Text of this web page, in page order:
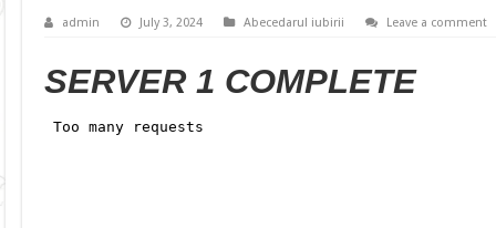
admin July 3, 2024 Abecedarul iubirii Leave a comment
SERVER 1 COMPLETE